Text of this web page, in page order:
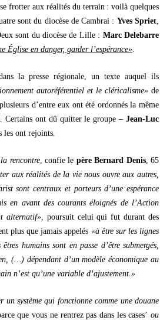
frotter aux réalités du terrain : voilà quelques
sont du diocèse de Cambrai : Yves Spriet,
sont du diocèse de Lille : Marc Delebarre
Église en danger, garder l’espérance».
la presse régionale, un texte auquel ils
autoréférentiel et le cléricalisme» de
d’entre eux ont été ordonnés la même
Certains ont dû quitter le groupe – Jean-Luc
les ont rejoints.
rencontre, confie le père Bernard Denis, 65
aux réalités de la vie nous ouvre aux autres,
sont centraux et porteurs d’une espérance
en avant des courants éloignés de l’Action
alternatif», poursuit celui qui fut durant des
plus que jamais appelés «à être sur les lignes
êtres humains sont en passe d’être submergés,
(…) dépendant d’un modèle économique au
n’est qu’une variable d’ajustement.»
un système qui fonctionne comme une douane
que vous ne rentrez pas dans les cases’ ou